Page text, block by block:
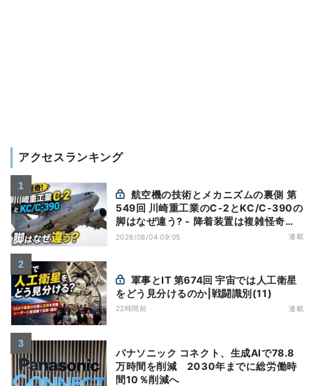
アクセスランキング
549回 川崎重工業のC-2とKC/C-390の
脚はなぜ違う? - 降着装置は複雑怪奇
(5)|軍用輸送機(10)
2026/08/04 09:05 連載
をどう見分けるのか|戦闘識別(11)
22時間前 連載
パナソニック コネクト、生成AIで78.8
万時間を削減 2030年までに総労働時
間10％削減へ